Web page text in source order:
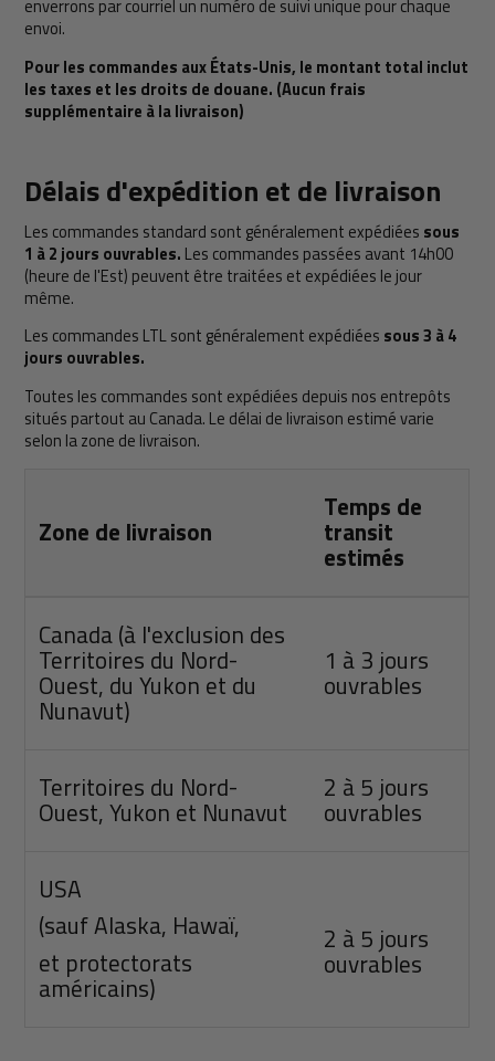
enverrons par courriel un numéro de suivi unique pour chaque
envoi.
Pour les commandes aux États-Unis, le montant total inclut
les taxes et les droits de douane. (Aucun frais
supplémentaire à la livraison)
Délais d'expédition et de livraison
Les commandes standard sont généralement expédiées sous
1 à 2 jours ouvrables. Les commandes passées avant 14h00
(heure de l'Est) peuvent être traitées et expédiées le jour
même.
Les commandes LTL sont généralement expédiées sous 3 à 4
jours ouvrables.
Toutes les commandes sont expédiées depuis nos entrepôts
situés partout au Canada. Le délai de livraison estimé varie
selon la zone de livraison.
Zone de livraison
Temps de
transit
estimés
Canada (à l'exclusion des
Territoires du Nord-
Ouest, du Yukon et du
Nunavut)
1 à 3 jours
ouvrables
Territoires du Nord-
Ouest, Yukon et Nunavut
2 à 5 jours
ouvrables
USA
(saufAlaska, Hawaï,
et protectorats
américains)
2 à 5 jours
ouvrables